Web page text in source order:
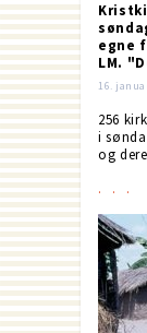
egne
LM.
16.
256
i
og